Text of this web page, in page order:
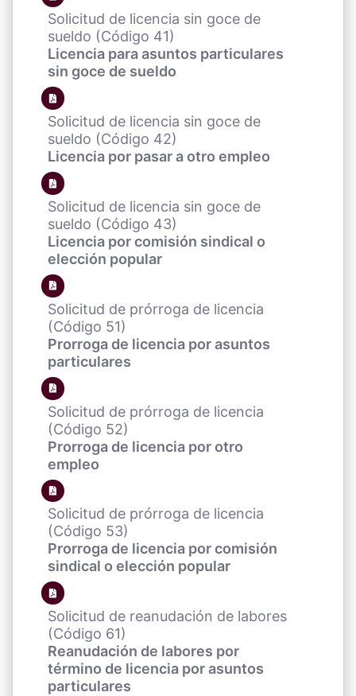
Solicitud de licencia sin goce de
sueldo (Código 41)
Licencia para asuntos particulares
sin goce de sueldo
Solicitud de licencia sin goce de
sueldo (Código 42)
Licencia por pasar a otro empleo
Solicitud de licencia sin goce de
sueldo (Código 43)
Licencia por comisión sindical o
elección popular
Solicitud de prórroga de licencia
(Código 51)
Prorroga de licencia por asuntos
particulares
Solicitud de prórroga de licencia
(Código 52)
Prorroga de licencia por otro
empleo
Solicitud de prórroga de licencia
(Código 53)
Prorroga de licencia por comisión
sindical o elección popular
Solicitud de reanudación de labores
(Código 61)
Reanudación de labores por
término de licencia por asuntos
particulares